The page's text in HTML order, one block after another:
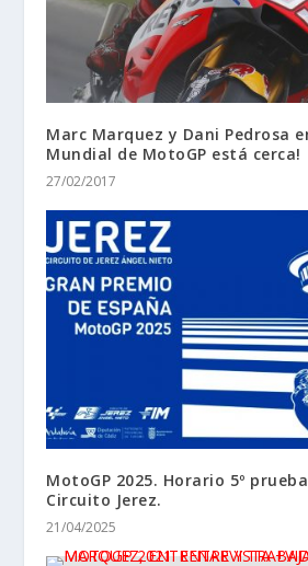
Marc Marquez y Dani Pedrosa
Mundial de MotoGP está cerca!
27/02/2017
MotoGP 2025. Horario 5º
Circuito Jerez.
21/04/2025